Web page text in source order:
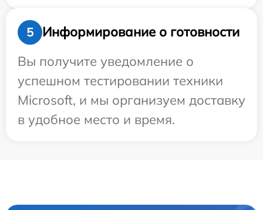
5
Информирование о готовности
Вы получите уведомление о
успешном тестировании техники
Microsoft, и мы организуем доставку
в удобное место и время.